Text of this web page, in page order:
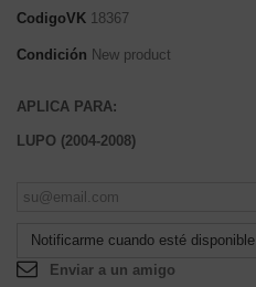
CodigoVK 18367
Condición New product
APLICA PARA:
LUPO (2004-2008)
Notificarme cuando esté disponible
Enviar a un amigo